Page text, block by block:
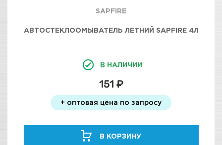
SAPFIRE
АВТОСТЕКЛООМЫВАТЕЛЬ ЛЕТНИЙ SAPFIRE 4Л
В НАЛИЧИИ
151 ₽
+ оптовая цена по запросу
В КОРЗИНУ